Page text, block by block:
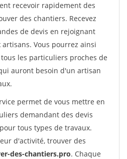
recevoir rapidement des
des chantiers. Recevez
de devis en rejoignant
Vous pourrez ainsi
les particuliers proches de
auront besoin d'un artisan
permet de vous mettre en
demandant des devis
tous types de travaux.
d'activité, trouver des
des-chantiers.pro. Chaque